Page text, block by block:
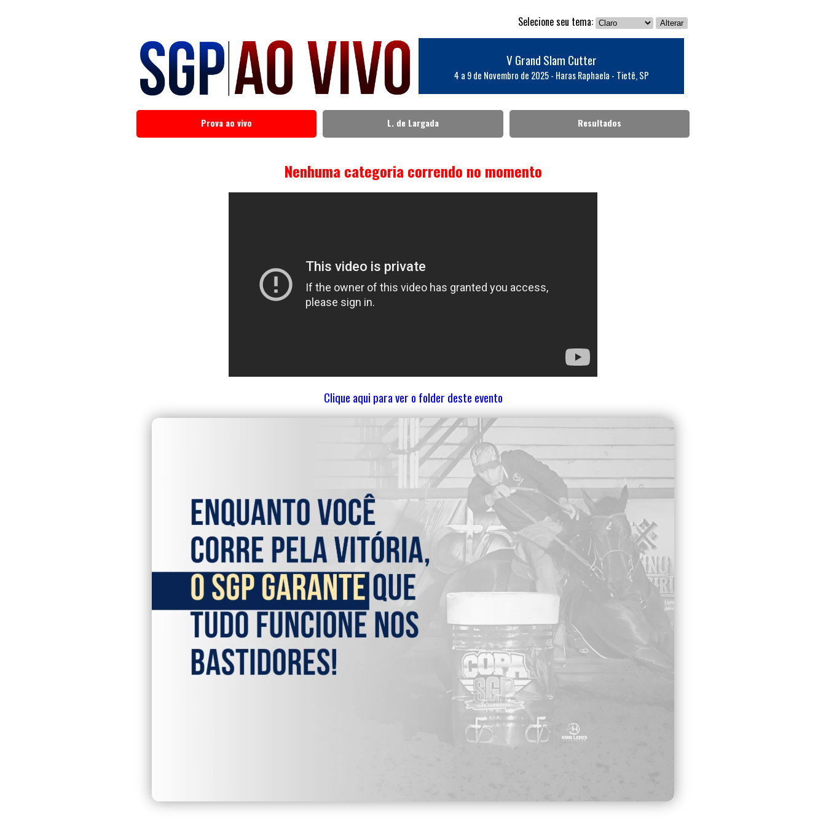
Selecione seu tema: Alterar
V Grand Slam Cutter
4 a 9 de Novembro de 2025- Haras Raphaela - Tietê, SP
Prova ao vivo L. de Largada Resultados
Nenhuma categoria correndo no momento
Clique aqui para ver o folder deste evento